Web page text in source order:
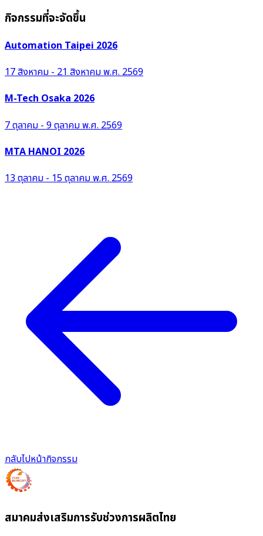
กิจกรรมที่จะจัดขึ้น
Automation Taipei 2026
17 สิงหาคม - 21 สิงหาคม พ.ศ. 2569
M-Tech Osaka 2026
7 ตุลาคม - 9 ตุลาคม พ.ศ. 2569
MTA HANOI 2026
13 ตุลาคม - 15 ตุลาคม พ.ศ. 2569
กลับไปหน้ากิจกรรม
สมาคมส่งเสริมการรับช่วงการผลิตไทย